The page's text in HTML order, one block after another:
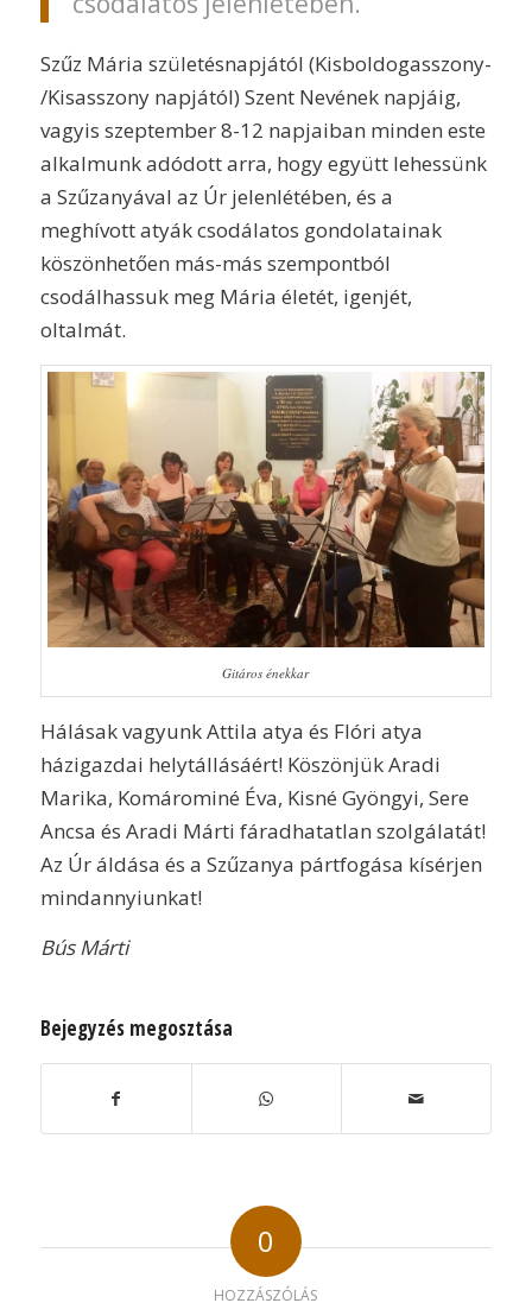
Szűz Mária születésnapjától (Kisboldogasszony-
/Kisasszony napjától) Szent Nevének napjáig,
vagyis szeptember 8-12 napjaiban minden este
alkalmunk adódott arra, hogy együtt lehessünk
a Szűzanyával az Úr jelenlétében, és a
meghívott atyák csodálatos gondolatainak
köszönhetően más-más szempontból
csodálhassuk meg Mária életét, igenjét,
oltalmát.
Gitáros énekkar
Hálásak vagyunk Attila atya és Flóri atya
házigazdai helytállásáért! Köszönjük Aradi
Marika, Komárominé Éva, Kisné Gyöngyi, Sere
Ancsa és Aradi Márti fáradhatatlan szolgálatát!
Az Úr áldása és a Szűzanya pártfogása kísérjen
mindannyiunkat!
Bús Márti
Bejegyzés megosztása
0
HOZZÁSZÓLÁS